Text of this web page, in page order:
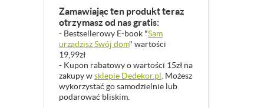
Zamawiając ten produkt teraz
otrzymasz od nas gratis:
- Bestsellerowy E-book "Sam
urządzisz Swój dom" wartości
19,99zł
- Kupon rabatowy o wartości 15zł na
zakupy wsklepie Dedekor.pl. Możesz
wykorzystać go samodzielnie lub
podarować bliskim.